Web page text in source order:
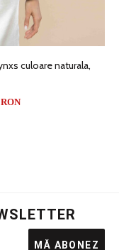
culoare naturala,
MĂ ABONEZ